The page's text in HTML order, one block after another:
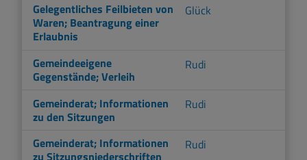
Gelegentliches Feilbieten von
Waren; Beantragung einer
Erlaubnis
Glück
Gemeindeeigene
Gegenstände; Verleih
Rudi
Gemeinderat; Informationen
zu den Sitzungen
Rudi
Gemeinderat; Informationen
zu Sitzungsniederschriften
Rudi